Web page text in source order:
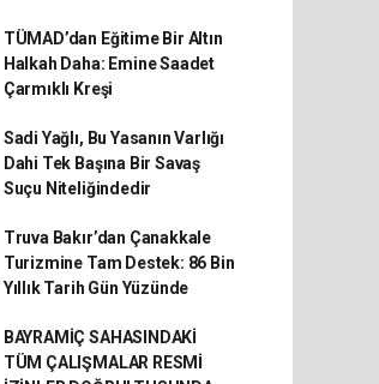
TÜMAD’dan Eğitime Bir Altın
Halkah Daha: Emine Saadet
Çarmıklı Kreşi
Sadi Yağlı, Bu Yasanın Varlığı
Dahi Tek Başına Bir Savaş
Suçu Niteliğindedir
Truva Bakır’dan Çanakkale
Turizmine Tam Destek: 86 Bin
Yıllık Tarih Gün Yüzünde
BAYRAMİÇ SAHASINDAKİ
TÜM ÇALIŞMALAR RESMİ